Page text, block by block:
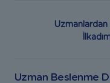
Uzman Beslenme